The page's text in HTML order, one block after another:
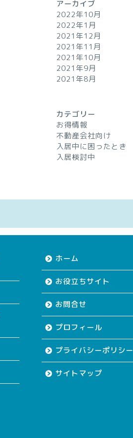
アーカイブ
2022年10月
2022年1月
2021年12月
2021年11月
2021年10月
2021年9月
2021年8月
カテゴリー
お得情報
不動産会社向け
入居中に困ったとき
入居検討中
ホーム
お役立ちサイト
お問合せ
プロフィール
プライバシーポリシー
サイトマップ